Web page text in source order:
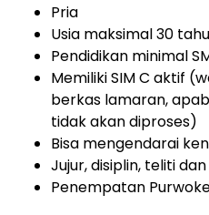
Pria
Usia maksimal 30
Pendidikan minimal
Memiliki SIM C aktif
berkas lamaran,
tidak akan diproses)
Bisa mengendarai
Jujur, disiplin, teliti
Penempatan